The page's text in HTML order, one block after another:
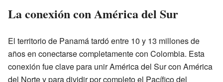
La conexión con América del Sur
El territorio de Panamá tardó entre 10 y 13 millones de
años en conectarse completamente con Colombia. Esta
conexión fue clave para unir América del Sur con América
del Norte y para dividir por completo el Pacífico del